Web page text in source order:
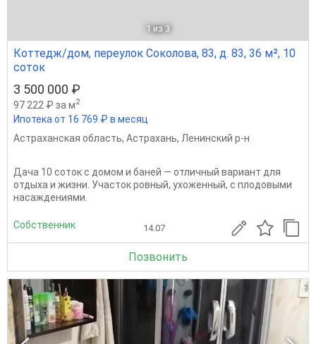
1 из 3
Коттедж/дом, переулок Соколова, 83, д. 83, 36 м², 10
соток
3 500 000 ₽
97 222 ₽ за м2
Ипотека от 16 769 ₽ в месяц
Астраханская область, Астрахань, Ленинский р-н
Дача 10 соток с домом и баней — отличный вариант для
отдыха и жизни. Участок ровный, ухоженный, с плодовыми
насаждениями.
Собственник 14.07
Позвонить